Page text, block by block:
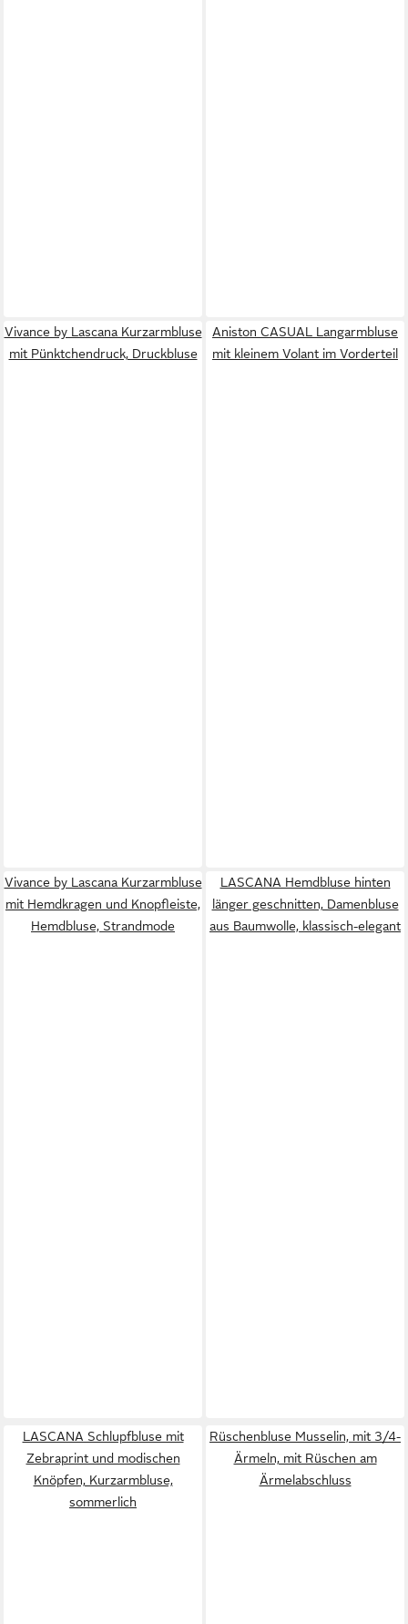
Vivance by Lascana Kurzarmbluse
mit Pünktchendruck, Druckbluse
Aniston CASUAL Langarmbluse
mit kleinem Volant im Vorderteil
Vivance by Lascana Kurzarmbluse
mit Hemdkragen und Knopfleiste,
Hemdbluse, Strandmode
LASCANA Hemdbluse hinten
länger geschnitten, Damenbluse
aus Baumwolle, klassisch-elegant
LASCANA Schlupfbluse mit
Zebraprint und modischen
Knöpfen, Kurzarmbluse,
sommerlich
Rüschenbluse Musselin, mit 3/4-
Ärmeln, mit Rüschen am
Ärmelabschluss